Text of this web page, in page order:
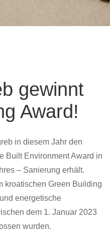
gewinnt
Award!
in diesem Jahr den
Built Environment Award in
– Sanierung erhält.
kroatischen Green Building
energetische
dem 1. Januar 2023
wurden.